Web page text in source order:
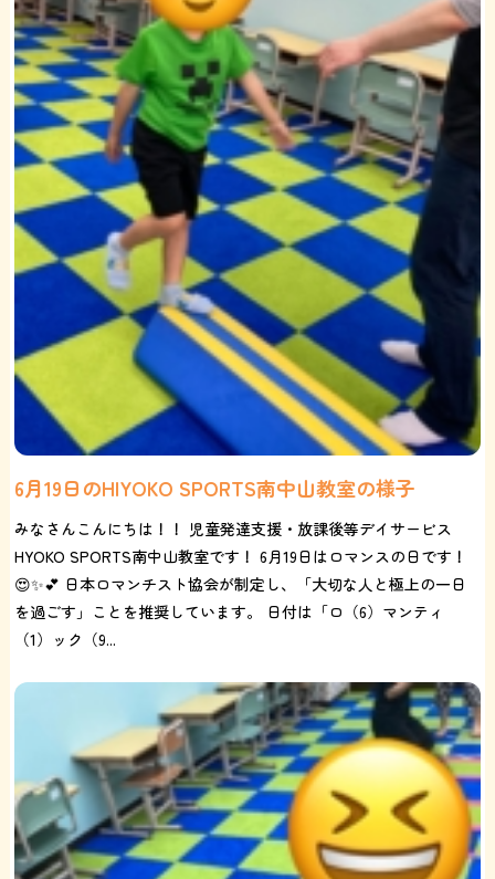
6月19日のHIYOKO SPORTS南中山教室の様子
みなさんこんにちは！！ 児童発達支援・放課後等デイサービス
HYOKO SPORTS南中山教室です！ 6月19日はロマンスの日です！
😍✨💕 日本ロマンチスト協会が制定し、「大切な人と極上の一日
を過ごす」ことを推奨しています。 日付は「ロ（6）マンティ
（1）ック（9...